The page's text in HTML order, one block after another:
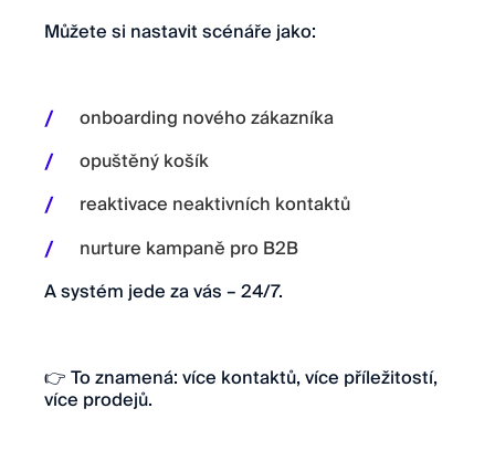
Můžete si nastavit scénáře jako:
onboarding nového zákazníka
opuštěný košík
reaktivace neaktivních kontaktů
nurture kampaně pro B2B
A systém jede za vás – 24/7.
👉 To znamená: více kontaktů, více příležitostí,
více prodejů.